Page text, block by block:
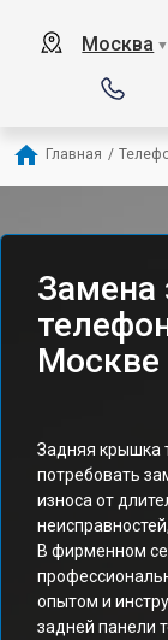
Москва ▼
Главная /
Замена
Москве
Задняя крышка
потребовать
износа от
В фирменном
опытом и
задней панели